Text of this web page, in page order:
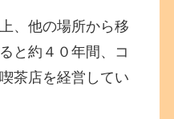
、他の場所から移
と約４０年間、コ
茶店を経営してい